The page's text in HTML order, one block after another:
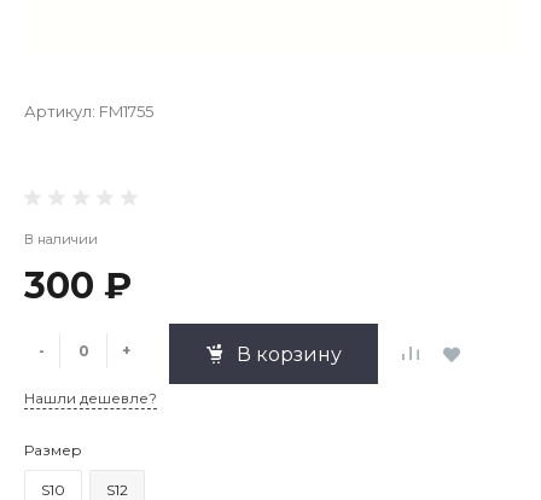
Артикул: FM1755
В наличии
300 ₽
- + В корзину
Нашли дешевле?
Размер
S10 S12